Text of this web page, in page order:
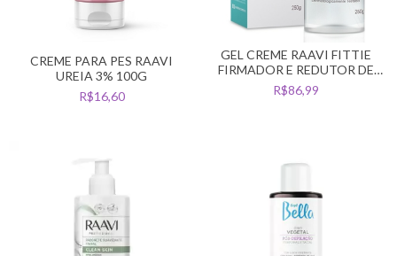
CREME PARA PES RAAVI
UREIA 3% 100G
R$16,60
GEL CREME RAAVI FITTIE
FIRMADOR E REDUTOR DE
ESTRIAS 250G
R$86,99